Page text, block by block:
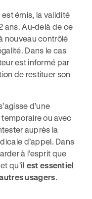
émis, la validité
ans. Au-delà de ce
nouveau contrôlé
Dans le cas
est informé par
de restituer son
d’une
ou avec
auprès la
d’appel. Dans
à l’esprit que
et qu’il est essentiel
usagers.